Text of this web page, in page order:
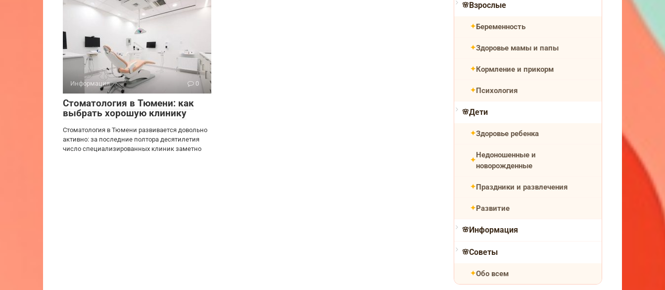
Информация 0
Стоматология в Тюмени: как
выбрать хорошую клинику
Стоматология в Тюмени развивается довольно
активно: за последние полтора десятилетия
число специализированных клиник заметно
Взрослые
Беременность
Здоровье мамы и папы
Кормление и прикорм
Психология
Дети
Здоровье ребенка
Недоношенные и
новорожденные
Праздники и развлечения
Развитие
Информация
Советы
Обо всем